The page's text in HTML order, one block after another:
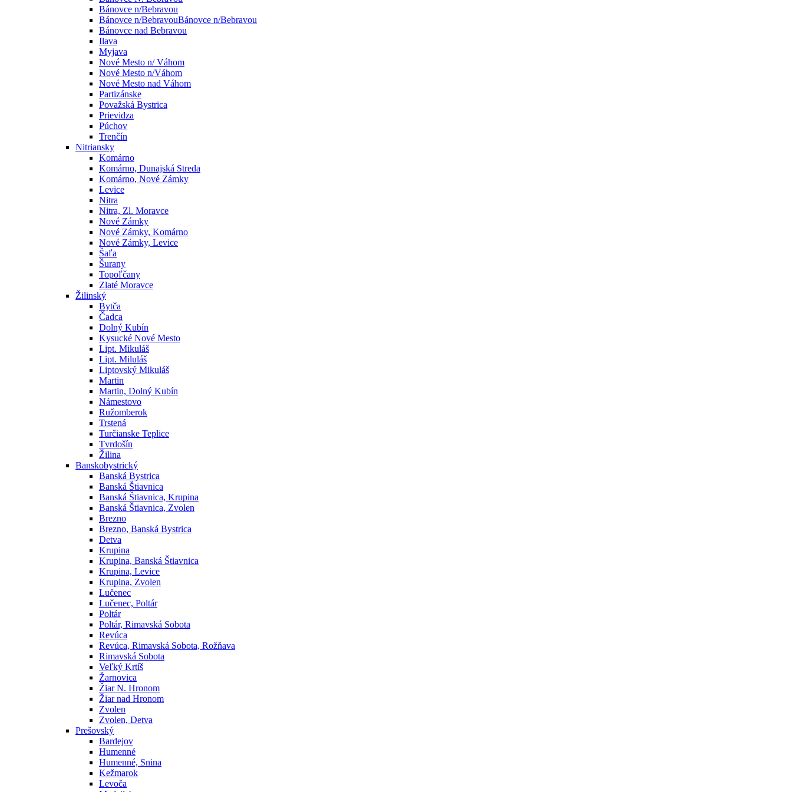
Bánovce n/Bebravou
Bánovce n/BebravouBánovce n/Bebravou
Bánovce nad Bebravou
Ilava
Myjava
Nové Mesto n/ Váhom
Nové Mesto n/Váhom
Nové Mesto nad Váhom
Partizánske
Považská Bystrica
Prievidza
Púchov
Trenčín
Nitriansky
Komárno
Komárno, Dunajská Streda
Komárno, Nové Zámky
Levice
Nitra
Nitra, Zl. Moravce
Nové Zámky
Nové Zámky, Komárno
Nové Zámky, Levice
Šaľa
Šurany
Topoľčany
Zlaté Moravce
Žilinský
Bytča
Čadca
Dolný Kubín
Kysucké Nové Mesto
Lipt. Mikuláš
Lipt. Miluláš
Liptovský Mikuláš
Martin
Martin, Dolný Kubín
Námestovo
Ružomberok
Trstená
Turčianske Teplice
Tvrdošín
Žilina
Banskobystrický
Banská Bystrica
Banská Štiavnica
Banská Štiavnica, Krupina
Banská Štiavnica, Zvolen
Brezno
Brezno, Banská Bystrica
Detva
Krupina
Krupina, Banská Štiavnica
Krupina, Levice
Krupina, Zvolen
Lučenec
Lučenec, Poltár
Poltár
Poltár, Rimavská Sobota
Revúca
Revúca, Rimavská Sobota, Rožňava
Rimavská Sobota
Veľký Krtíš
Žarnovica
Žiar N. Hronom
Žiar nad Hronom
Zvolen
Zvolen, Detva
Prešovský
Bardejov
Humenné
Humenné, Snina
Kežmarok
Levoča